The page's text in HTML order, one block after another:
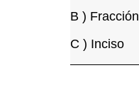
B ) Fracción
C ) Inciso